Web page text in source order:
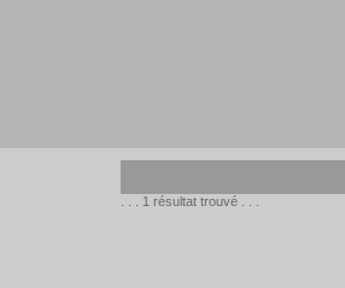
. . . 1 résultat trouvé . . .